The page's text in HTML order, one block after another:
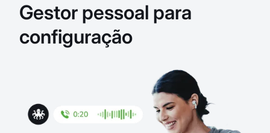
Gestor pessoal para
configuração